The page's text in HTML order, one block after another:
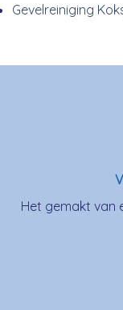
Gevelreiniging
Het gemakt van